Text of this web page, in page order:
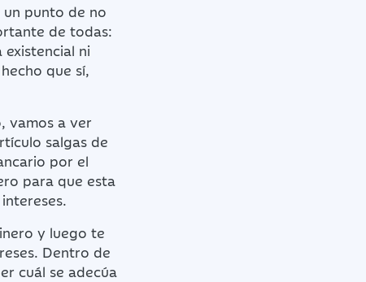
punto de no
de todas:
ni
que sí,
vamos a ver
salgas de
por el
para que esta
y luego te
Dentro de
cuál se adecúa